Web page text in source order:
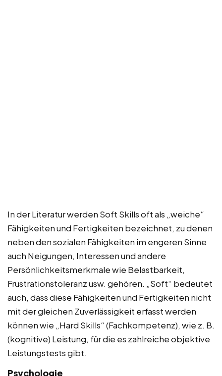
In der Literatur werden Soft Skills oft als „weiche“
Fähigkeiten und Fertigkeiten bezeichnet, zu denen
neben den sozialen Fähigkeiten im engeren Sinne
auch Neigungen, Interessen und andere
Persönlichkeitsmerkmale wie Belastbarkeit,
Frustrationstoleranz usw. gehören. „Soft“ bedeutet
auch, dass diese Fähigkeiten und Fertigkeiten nicht
mit der gleichen Zuverlässigkeit erfasst werden
können wie „Hard Skills“ (Fachkompetenz), wie z. B.
(kognitive) Leistung, für die es zahlreiche objektive
Leistungstests gibt.
Psychologie